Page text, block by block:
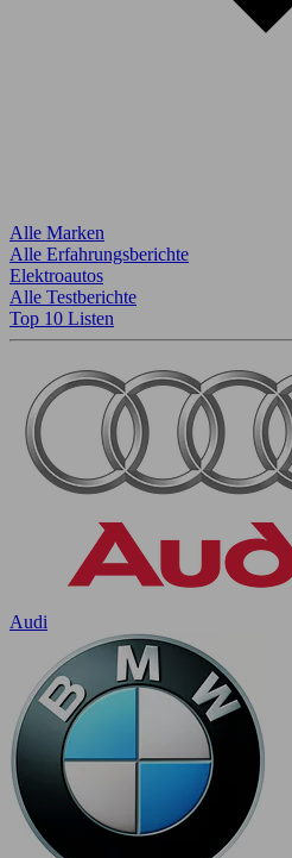
Alle Marken
Alle Erfahrungsberichte
Elektroautos
Alle Testberichte
Top 10 Listen
Audi